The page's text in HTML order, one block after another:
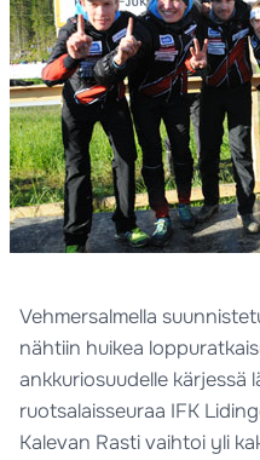
Vehmersalmella
nähtiin huikea
ankkuriosuudelle kärjessä
ruotsalaisseuraa IFK
Kalevan Rasti vaihtoi yli